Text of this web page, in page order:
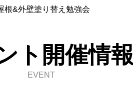
根&外壁塗り替え勉強会
ト開催情報
EVENT